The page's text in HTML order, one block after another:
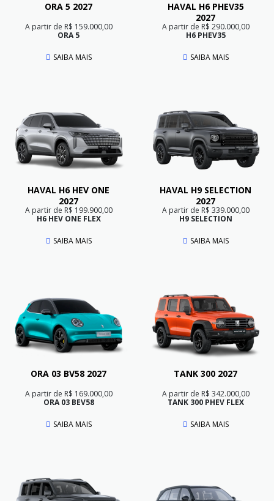
ORA 5 2027
A partir de R$ 159.000,00
ORA 5
SAIBA MAIS
HAVAL H6 PHEV35
2027
A partir de R$ 290.000,00
H6 PHEV35
SAIBA MAIS
HAVAL H6 HEV ONE
2027
A partir de R$ 199.900,00
H6 HEV ONE FLEX
SAIBA MAIS
HAVAL H9 SELECTION
2027
A partir de R$ 339.000,00
H9 SELECTION
SAIBA MAIS
ORA 03 BV58 2027
A partir de R$ 169.000,00
ORA 03 BEV58
SAIBA MAIS
TANK 300 2027
A partir de R$ 342.000,00
TANK 300 PHEV FLEX
SAIBA MAIS